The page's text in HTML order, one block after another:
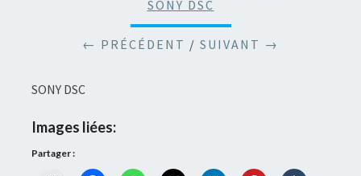
SONY DSC
← PRÉCÉDENT / SUIVANT →
SONY DSC
Images liées:
Partager :